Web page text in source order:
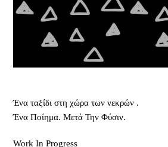
Ένα ταξίδι στη χώρα των νεκρών .
Ένα Ποίημα. Μετά Την Φύσιν.
Work In Progress